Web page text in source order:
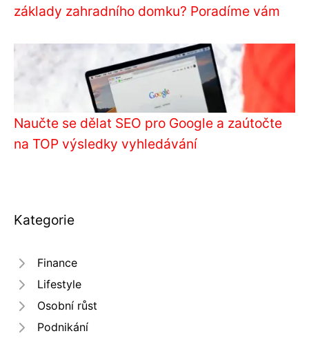
základy zahradního domku? Poradíme vám
Naučte se dělat SEO pro Google a zaútočte
na TOP výsledky vyhledávání
Kategorie
Finance
Lifestyle
Osobní růst
Podnikání